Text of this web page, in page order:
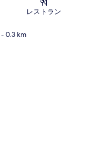
レストラン
- 0.3 km